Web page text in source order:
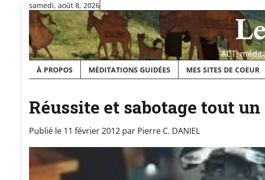
Skip
content
samedi, août 8, 2026
ACT,
À PROPOS MÉDITATIONS GUIDÉES MES SITES DE COEUR
Réussite et sabotage tout
Publié le 11 février 2012 par Pierre C. DANIEL